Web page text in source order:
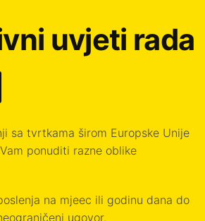
uvjeti rada
sa tvrtkama širom Europske Unije
ponuditi razne oblike
na mjeec ili godinu dana do
ugovor.